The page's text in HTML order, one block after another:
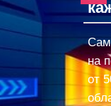
на
от